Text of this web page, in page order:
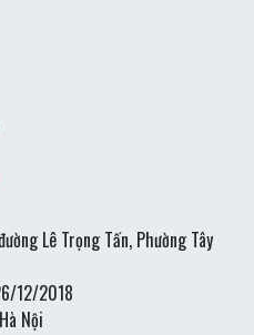
Lê Trọng Tấn, Phường Tây
12/2018
Nội